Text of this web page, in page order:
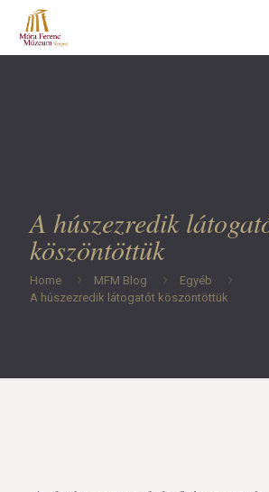
A húszezredik
köszöntöttük
Home MFM Blog
Egyéb
A húszezredik látogatót köszöntöttük